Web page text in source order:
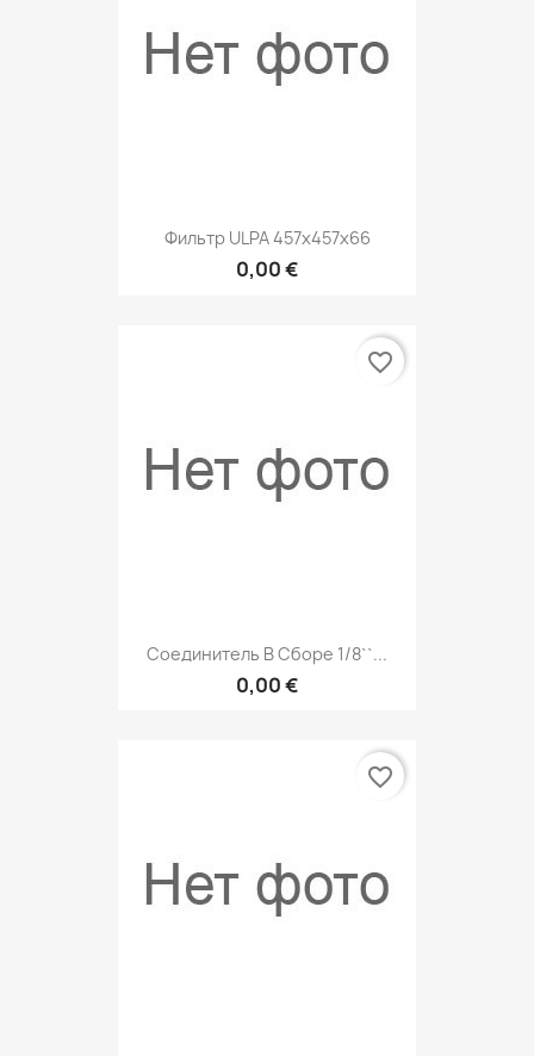
Фильтр ULPA 457x457x66
0,00 €
Соединитель В Сборе 1/8``...
0,00 €
favorite_border
favorite_border